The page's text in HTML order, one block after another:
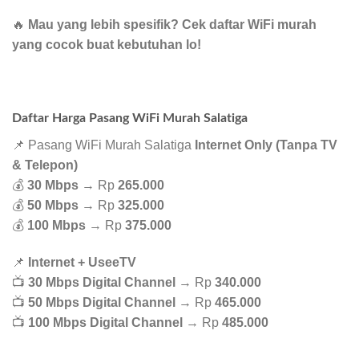
🔥 Mau yang lebih spesifik? Cek daftar WiFi murah
yang cocok buat kebutuhan lo!
Daftar Harga Pasang WiFi Murah Salatiga
📌 Pasang WiFi Murah Salatiga Internet Only (Tanpa TV
& Telepon)
💰 30 Mbps → Rp 265.000
💰 50 Mbps → Rp 325.000
💰 100 Mbps → Rp 375.000
📌
Internet + UseeTV
📺 30 Mbps Digital Channel → Rp 340.000
📺 50 Mbps Digital Channel → Rp 465.000
📺 100 Mbps Digital Channel → Rp 485.000